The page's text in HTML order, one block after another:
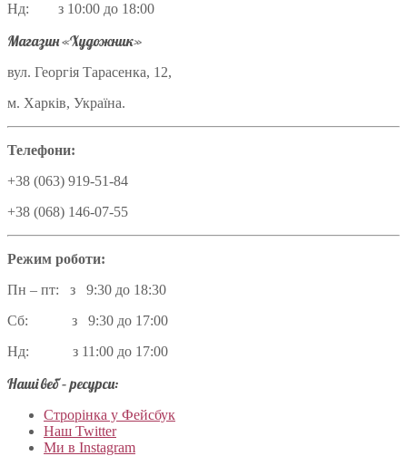
Нд: з 10:00 до 18:00
Магазин «Художник»
вул. Георгія Тарасенка, 12,
м. Харків, Україна.
Телефони:
+38 (063) 919-51-84
+38 (068) 146-07-55
Режим роботи:
Пн – пт: з 9:30 до 18:30
Сб: з 9:30 до 17:00
Нд: з 11:00 до 17:00
Наші веб – ресурси:
Строрінка у Фейсбук
Наш Twitter
Ми в Instagram